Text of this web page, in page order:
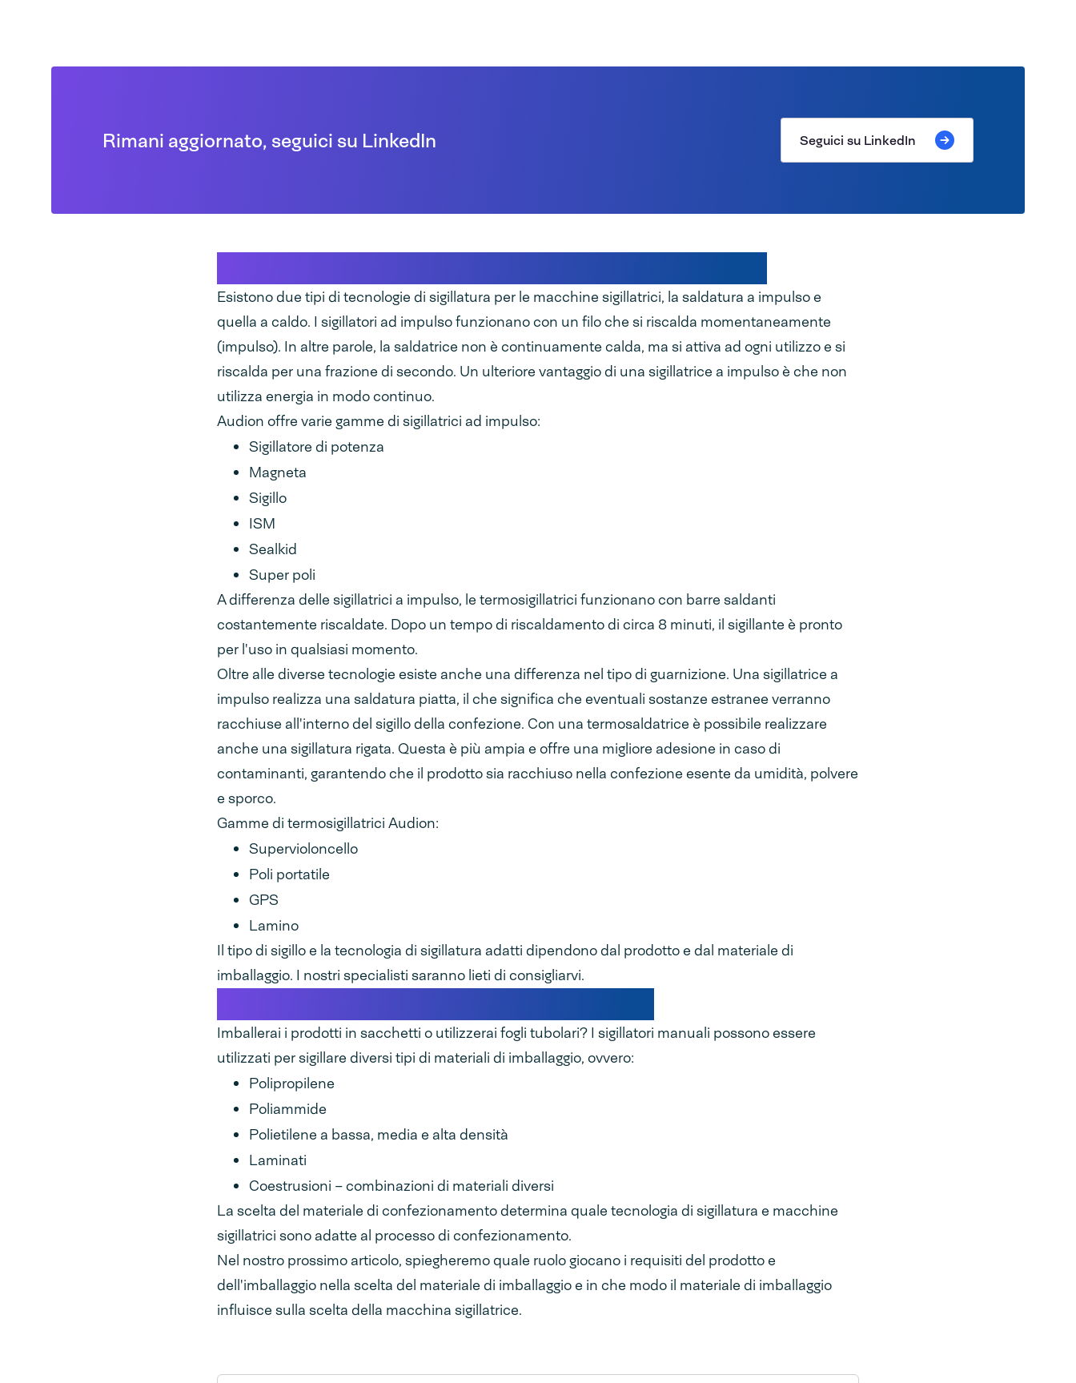
Rimani aggiornato, seguici su LinkedIn Seguici su LinkedIn
Esistono due tipi di tecnologie di sigillatura per le macchine sigillatrici, la saldatura a impulso e
quella a caldo. I sigillatori ad impulso funzionano con un filo che si riscalda momentaneamente
(impulso). In altre parole, la saldatrice non è continuamente calda, ma si attiva ad ogni utilizzo e si
riscalda per una frazione di secondo. Un ulteriore vantaggio di una sigillatrice a impulso è che non
utilizza energia in modo continuo.
Audion offre varie gamme di sigillatrici ad impulso:
Sigillatore di potenza
Magneta
Sigillo
ISM
Sealkid
Super poli
A differenza delle sigillatrici a impulso, le termosigillatrici funzionano con barre saldanti
costantemente riscaldate. Dopo un tempo di riscaldamento di circa 8 minuti, il sigillante è pronto
per l'uso in qualsiasi momento.
Oltre alle diverse tecnologie esiste anche una differenza nel tipo di guarnizione. Una sigillatrice a
impulso realizza una saldatura piatta, il che significa che eventuali sostanze estranee verranno
racchiuse all'interno del sigillo della confezione. Con una termosaldatrice è possibile realizzare
anche una sigillatura rigata. Questa è più ampia e offre una migliore adesione in caso di
contaminanti, garantendo che il prodotto sia racchiuso nella confezione esente da umidità, polvere
e sporco.
Gamme di termosigillatrici Audion:
Supervioloncello
Poli portatile
GPS
Lamino
Il tipo di sigillo e la tecnologia di sigillatura adatti dipendono dal prodotto e dal materiale di
imballaggio. I nostri specialisti saranno lieti di consigliarvi.
Imballerai i prodotti in sacchetti o utilizzerai fogli tubolari? I sigillatori manuali possono essere
utilizzati per sigillare diversi tipi di materiali di imballaggio, ovvero:
Polipropilene
Poliammide
Polietilene a bassa, media e alta densità
Laminati
Coestrusioni – combinazioni di materiali diversi
La scelta del materiale di confezionamento determina quale tecnologia di sigillatura e macchine
sigillatrici sono adatte al processo di confezionamento.
Nel nostro prossimo articolo, spiegheremo quale ruolo giocano i requisiti del prodotto e
dell'imballaggio nella scelta del materiale di imballaggio e in che modo il materiale di imballaggio
influisce sulla scelta della macchina sigillatrice.